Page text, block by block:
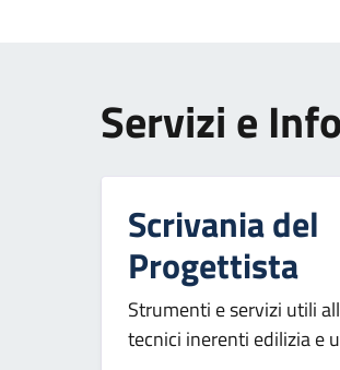
Servizi e
Scrivania del
Progettista
Strumenti e servizi utili
tecnici inerenti edilizia e